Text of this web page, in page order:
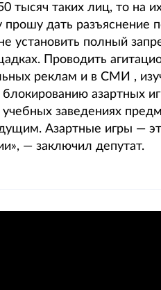
тысяч таких лиц, то на
прошу дать разъяснение
установить полный
Проводить
реклам и в СМИ ,
азартных
заведениях
Азартные игры —
— заключил депутат.